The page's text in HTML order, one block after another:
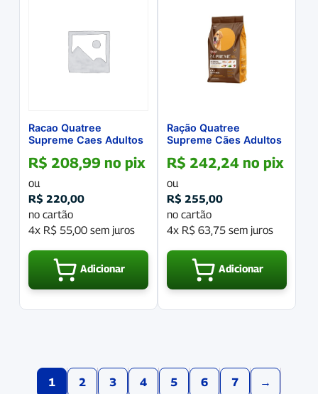
Racao Quatree
Supreme Caes Adultos
Pequenas 10.1 Kg
R$ 208,99 no pix
ou
R$ 220,00
no cartão
4x R$ 55,00 sem juros
Adicionar
Ração Quatree
Supreme Cães Adultos
Grandes 15Kg
R$ 242,24 no pix
ou
R$ 255,00
no cartão
4x R$ 63,75 sem juros
Adicionar
1 2 3 4 5 6 7 →